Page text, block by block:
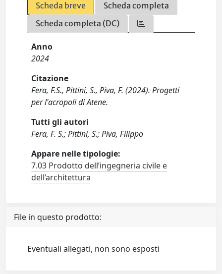
Scheda breve
Scheda completa
Scheda completa (DC)
Anno
2024
Citazione
Fera, F.S., Pittini, S., Piva, F. (2024). Progetti
per l'acropoli di Atene.
Tutti gli autori
Fera, F. S.; Pittini, S.; Piva, Filippo
Appare nelle tipologie:
7.03 Prodotto dell’ingegneria civile e
dell’architettura
File in questo prodotto:
Eventuali allegati, non sono esposti